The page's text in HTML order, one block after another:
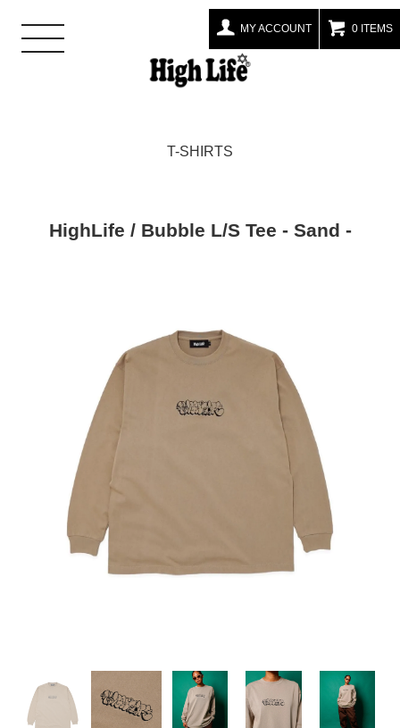
toggle
navigation
0 ITEMS
MY ACCOUNT
T-SHIRTS
HighLife / Bubble L/S Tee - Sand -